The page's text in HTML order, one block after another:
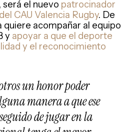
será el nuevo patrocinador
CAU Valencia Rugby. De
quiere acompañar al equipo
y apoyar a que el deporte
y el reconocimiento
un honor poder
manera a que ese
de jugar en la